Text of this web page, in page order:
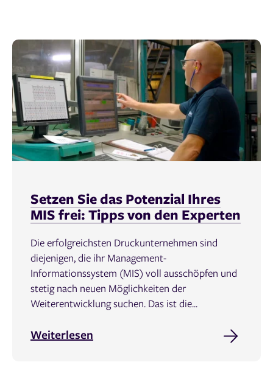
Setzen Sie das Potenzial Ihres
MIS frei: Tipps von den Experten
Die erfolgreichsten Druckunternehmen sind
diejenigen, die ihr Management-
Informationssystem (MIS) voll ausschöpfen und
stetig nach neuen Möglichkeiten der
Weiterentwicklung suchen. Das ist die...
Weiterlesen